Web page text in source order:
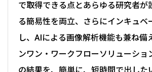
で取得できる点とあらゆる研究者が
る簡易性を両立、さらにインキュベ
し、AIによる画像解析機能も兼ね備
ンワン・ワークフローソリューショ